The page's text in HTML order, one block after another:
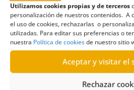
Utilizamos cookies propias y de terceros
personalización de nuestros contenidos. A
el uso de cookies, rechazarlas o
utilizadas. Para editar sus preferencias o
nuestra Política de cookiesde nuestro sitio
Aceptar y visitar el
Rechazar